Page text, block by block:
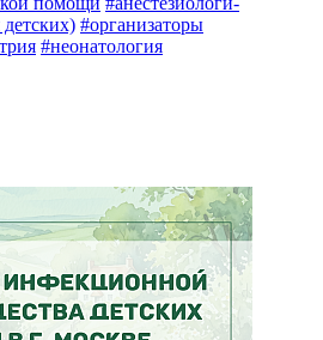
#организаторы
#неонатология